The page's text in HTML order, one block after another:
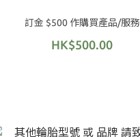
訂金 $500 作購買產品/服務
HK$500.00